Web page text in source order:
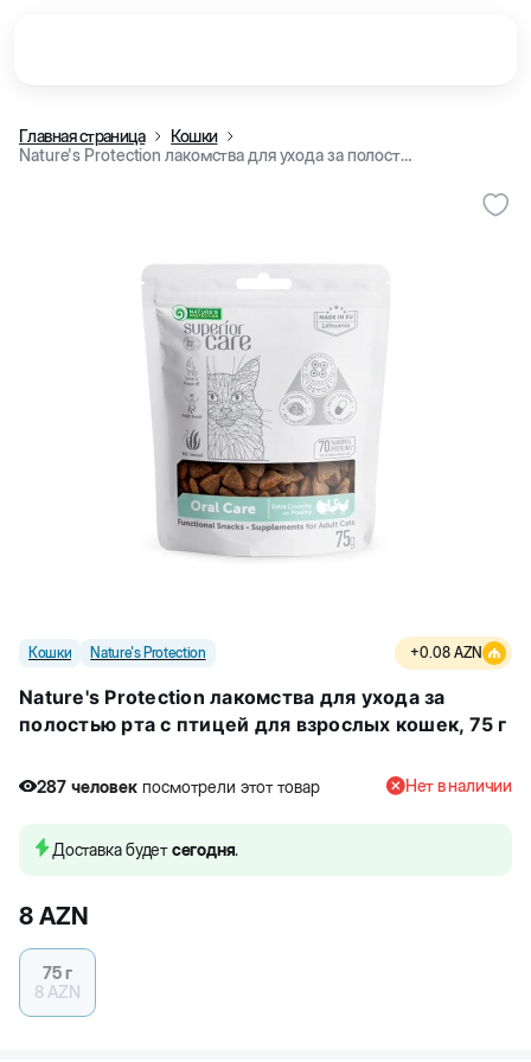
Главная страница
Кошки
Nature's Protection лакомства для ухода за полостью рта с птицей для взрослых кошек, 75 г
Кошки Nature's Protection +0.08 AZN
Nature's Protection лакомства для ухода за
полостью рта с птицей для взрослых кошек, 75 г
287 человек посмотрели этот товар
287 человек посмотрели этот товар
Нет в наличии
Доставка будетсегодня.
8 AZN
75 г
8 AZN